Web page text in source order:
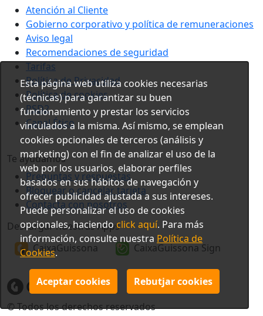
Atención al Cliente
Gobierno corporativo y política de remuneraciones
Aviso legal
Recomendaciones de seguridad
Tarifas
Política de Privacidad
Política de cookies
PSD2
Canal Ético
Te ayudamos
Preguntas y respuestas
Bloquear o cancelar tarjeta
Contacta con nosotros
Descargar nuestras Apps
CaixaGuissona
CaixaGuissona Sign
© Todos los derechos reservados
Esta página web utiliza cookies necesarias
(técnicas) para garantizar su buen
funcionamiento y prestar los servicios
vinculados a la misma. Así mismo, se emplean
cookies opcionales de terceros (análisis y
marketing) con el fin de analizar el uso de la
web por los usuarios, elaborar perfiles
basados en sus hábitos de navegación y
ofrecer publicidad ajustada a sus intereses.
Puede personalizar el uso de cookies
opcionales, haciendoclick aquí. Para más
información, consulte nuestra Política de
Cookies.
Aceptar cookies Rebutjar cookies